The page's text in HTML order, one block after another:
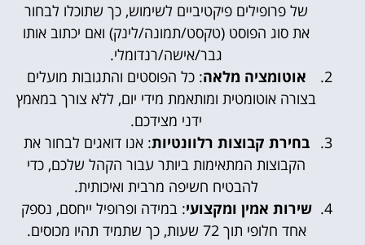
של פרופילים פיקטיביים לשימוש, כך שתוכלו לבחור
את סוג הפוסט (טקסט/תמונה/לינק) ואם יכתוב אותו
גבר/אישה/רנדומלי.
אוטומציה מלאה: כל הפוסטים והתגובות מועלים
בצורה אוטומטית ומותאמת מידי יום, ללא צורך במאמץ
ידני מצידכם.
בחירת קבוצות רלוונטיות: אנו דואגים לבחור את
הקבוצות המתאימות ביותר עבור הקהל שלכם, כדי
להבטיח חשיפה מרבית ואיכותית.
שירות אמין ומקצועי: במידה ופרופיל ייחסם, נספק
אחד חלופי תוך 72 שעות, כך שתמיד תהיו מכוסים.